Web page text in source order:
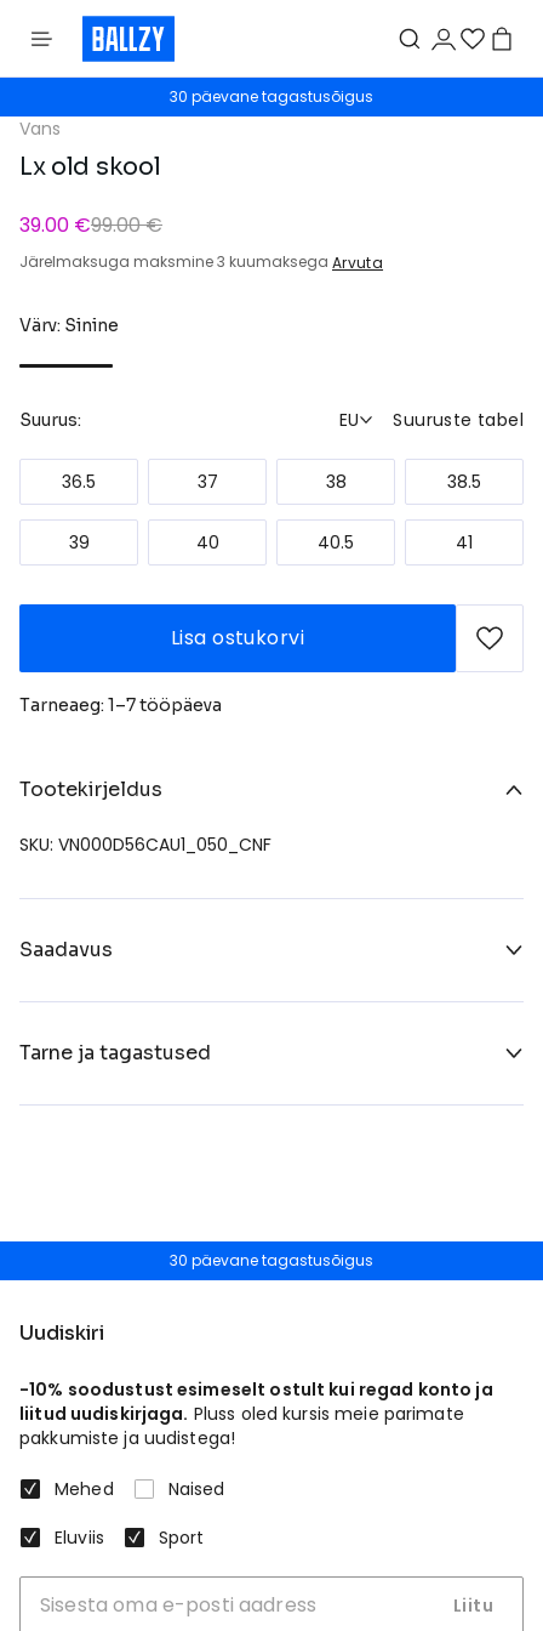
30 päevane tagastusõigus
Vans
Lx old skool
39.00 €99.00 €
Järelmaksuga maksmine 3 kuumaksega Arvuta
Värv: Sinine
Suurus: EU Suuruste tabel
36.5 37 38 38.5
39 40 40.5 41
Lisa ostukorvi
Tarneaeg: 1–7 tööpäeva
Tootekirjeldus
SKU: VN000D56CAU1_050_CNF
Saadavus
Tarne ja tagastused
30 päevane tagastusõigus
Uudiskiri
-10% soodustust esimeselt ostult kui regad konto ja
liitud uudiskirjaga. Pluss oled kursis meie parimate
pakkumiste ja uudistega!
Mehed
Naised
Eluviis
Sport
Liitu